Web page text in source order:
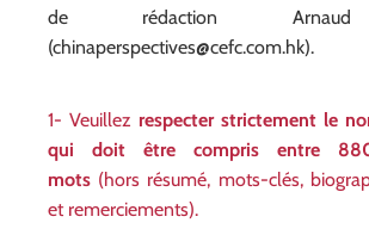
de rédaction Arnaud
(chinaperspectives@cefc.com.hk).
1- Veuillez respecter strictement le
qui doit être compris entre
mots (hors résumé, mots-clés,
et remerciements).